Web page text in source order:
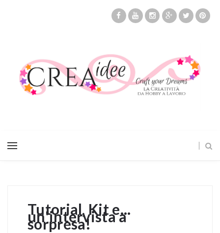
Tutorial, Kit e...
un'intervista a
sorpresa!